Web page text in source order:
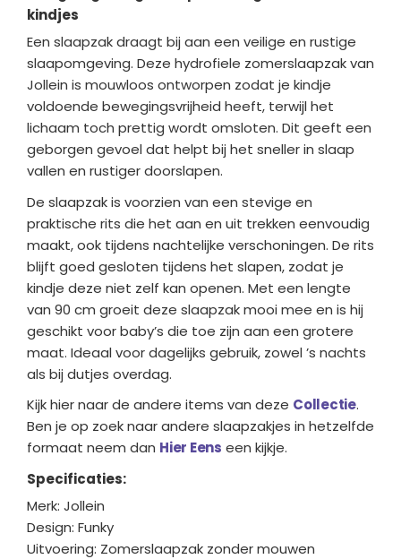
kindjes
Een slaapzak draagt bij aan een veilige en rustige
slaapomgeving. Deze hydrofiele zomerslaapzak van
Jollein is mouwloos ontworpen zodat je kindje
voldoende bewegingsvrijheid heeft, terwijl het
lichaam toch prettig wordt omsloten. Dit geeft een
geborgen gevoel dat helpt bij het sneller in slaap
vallen en rustiger doorslapen.
De slaapzak is voorzien van een stevige en
praktische rits die het aan en uit trekken eenvoudig
maakt, ook tijdens nachtelijke verschoningen. De rits
blijft goed gesloten tijdens het slapen, zodat je
kindje deze niet zelf kan openen. Met een lengte
van 90 cm groeit deze slaapzak mooi mee en is hij
geschikt voor baby’s die toe zijn aan een grotere
maat. Ideaal voor dagelijks gebruik, zowel ’s nachts
als bij dutjes overdag.
Kijk hier naar de andere items van deze Collectie.
Ben je op zoek naar andere slaapzakjes in hetzelfde
formaat neem dan Hier Eens een kijkje.
Specificaties:
Merk: Jollein
Design: Funky
Uitvoering: Zomerslaapzak zonder mouwen